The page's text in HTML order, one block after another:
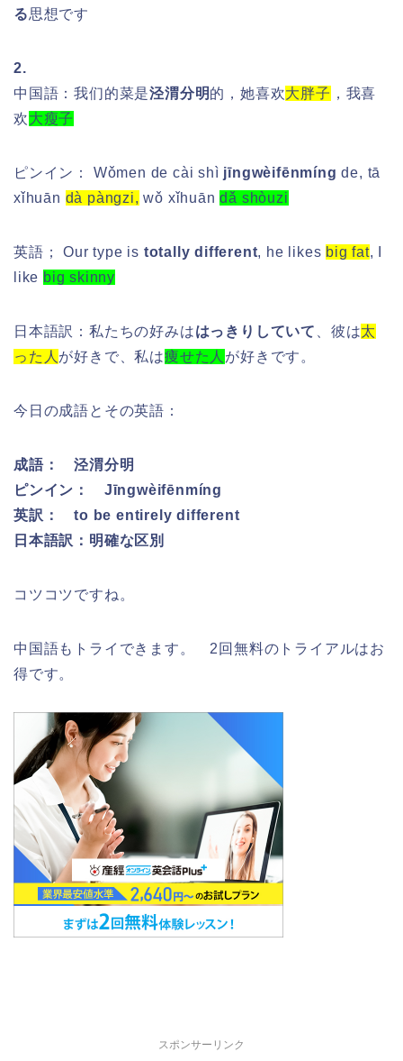
る思想です
2.
中国語：我们的菜是泾渭分明的，她喜欢大胖子 ，我喜
欢大瘦子
ピンイン： Wǒmen de cài shì jīngwèifēnmíng de, tā
xǐhuān dà pàngzi, wǒ xǐhuāndǎ shòuzi
英語； Our type is totally different, he likes big fat, I
like big skinny
日本語訳：私たちの好みははっきりしていて 、彼は太
った人 が好きで、私は痩せた人 が好きです。
今日の成語とその英語：
成語：
泾渭分明
ピンイン： Jīngwèifēnmíng
英訳：to be entirely different
日本語訳： 明確な区別
コツコツですね。
中国語もトライできます。 2回無料のトライアルはお
得です。
スポンサーリンク